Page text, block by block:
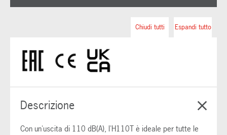
Espandi tutto
Chiudi tutti
Descrizione
Con un'uscita di 110 dB(A), l'H110T è ideale per tutte le